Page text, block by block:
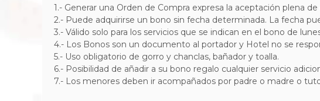
1.- Generar una Orden de Compra expresa la aceptación plena
2.- Puede adquirirse un bono sin fecha determinada. La fecha
3.- Válido solo para los servicios que se indican en el bono de
4.- Los Bonos son un documento al portador y Hotel no se
5.- Uso obligatorio de gorro y chanclas, bañador y toalla.
6.- Posibilidad de añadir a su bono regalo cualquier servicio
7.- Los menores deben ir acompañados por padre o madre o